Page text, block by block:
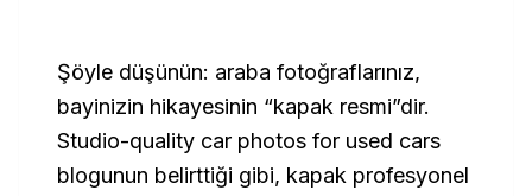
Şöyle düşünün: araba fotoğraflarınız,
bayinizin hikayesinin “kapak resmi”dir.
Studio-quality car photos for used cars
blogunun belirttiği gibi, kapak profesyonel